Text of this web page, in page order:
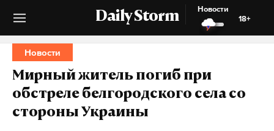
Daily Storm
Новости
18+
Новости
Мирный житель погиб при
обстреле белгородского села со
стороны Украины